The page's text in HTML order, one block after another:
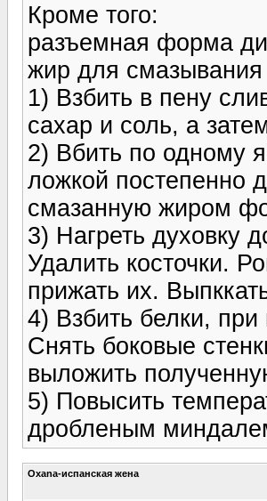
Кроме того:
разъемная форма
жир для
1) Взбить в пену
сахар и соль, а
2) Вбить по одному
ложкой постепенно
смазанную жиром
3) Нагреть духовку
Удалить косточки.
прижать их.
4) Взбить белки,
Снять боковые
выложить
5) Повысить
дробленым
Oxana-испанская жена